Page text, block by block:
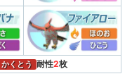
が貯まり、 つるのム
は「6,6,5,6
かくとう 耐性2枚